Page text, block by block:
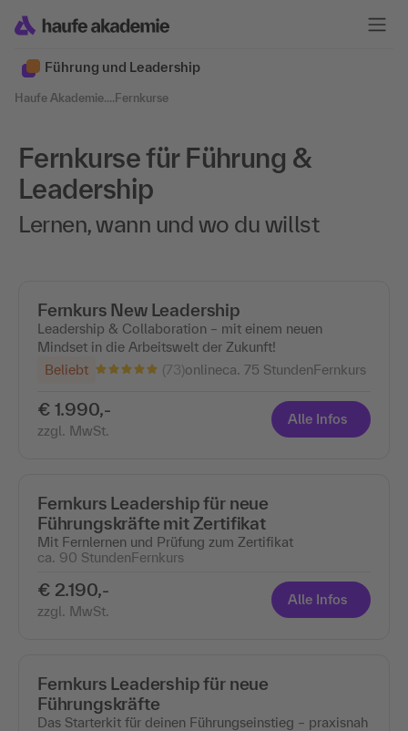
Führung und Leadership
Haufe Akademie.... Fernkurse
Fernkurse für Führung &
Leadership
Lernen, wann und wo du willst
Fernkurs New Leadership
Leadership & Collaboration – mit einem neuen
Mindset in die Arbeitswelt der Zukunft!
Beliebt
(73)onlineca. 75 StundenFernkurs
€ 1.990,-
zzgl. MwSt.
Alle Infos
Fernkurs Leadership für neue
Führungskräfte mit Zertifikat
Mit Fernlernen und Prüfung zum Zertifikat
ca. 90 StundenFernkurs
€ 2.190,-
zzgl. MwSt.
Alle Infos
Fernkurs Leadership für neue
Führungskräfte
Das Starterkit für deinen Führungseinstieg – praxisnah